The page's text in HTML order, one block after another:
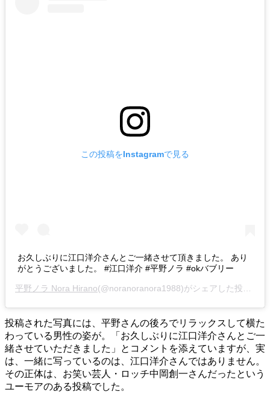
この投稿をInstagramで見る
お久しぶりに江口洋介さんとご一緒させて頂きました。 あり
がとうございました。 #江口洋介 #平野ノラ #okバブリー
平野ノラ Nora Hirano(@noranoranora1988)がシェアした投稿 -
投稿された写真には、平野さんの後ろでリラックスして横た
わっている男性の姿が。「お久しぶりに江口洋介さんとご一
緒させていただきました」とコメントを添えていますが、実
は、一緒に写っているのは、江口洋介さんではありません。
その正体は、お笑い芸人・ロッチ中岡創一さんだったという
ユーモアのある投稿でした。